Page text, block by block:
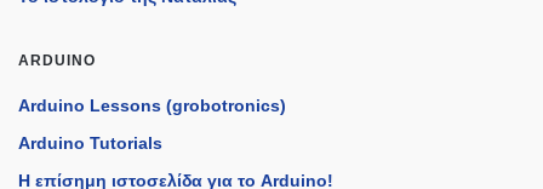
ARDUINO
Arduino Lessons (grobotronics)
Arduino Tutorials
H επίσημη ιστοσελίδα για το Arduino!